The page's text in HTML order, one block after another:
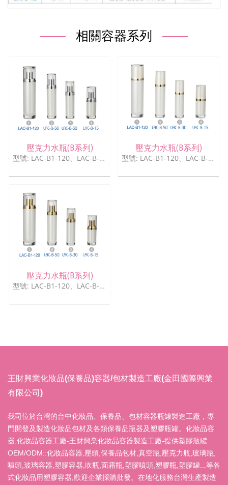
相關容器系列
壓克力水瓶(B系列)
型號: LAC-B1-120、LAC-B-50、LAC-B-30、LAC-B-15
壓克力水瓶(B系列)
型號: LAC-B1-120、LAC-B-50、LAC-B-30、LAC-B-15
壓克力水瓶(B系列)
型號: LAC-B1-120、LAC-B-50、LAC-B-30、LAC-B-15
王財興業化妝品(保養品)容器/包材製造工廠(金田國際興業
有限公司)
我司位於台灣的台中化妝品、保養品、包材容器瓶罐製造工廠，專
門開發及製造化妝品包材及各類保養品瓶器及塑膠瓶罐。化妝品容
器,化妝品容器工廠-王財興業化妝品容器製造工廠-提供塑膠瓶罐
OEM/ODM::化妝品容器,壓頭,保養品包材,真空瓶,壓克力瓶,玻璃瓶,
噴頭,玻璃容器,塑膠容器,吹瓶,面霜瓶,塑膠噴頭,塑膠瓶,塑膠罐...等各
式化妝品用塑膠容器,歡迎企業採購批發。在地化服務台灣生產製造